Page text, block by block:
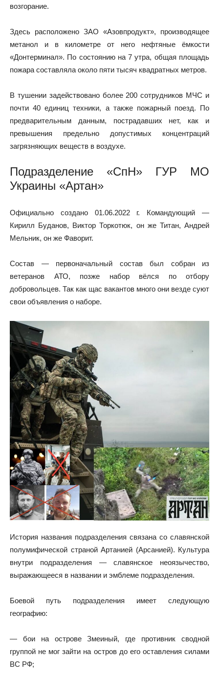
возгорание.
Здесь расположено ЗАО «Азовпродукт», производящее
метанол и в километре от него нефтяные ёмкости
«Донтерминал». По состоянию на 7 утра, общая площадь
пожара составляла около пяти тысяч квадратных метров.
В тушении задействовано более 200 сотрудников МЧС и
почти 40 единиц техники, а также пожарный поезд. По
предварительным данным, пострадавших нет, как и
превышения предельно допустимых концентраций
загрязняющих веществ в воздухе.
Подразделение «СпН» ГУР МО
Украины «Артан»
Официально создано 01.06.2022 г. Командующий —
Кирилл Буданов, Виктор Торкотюк, он же Титан, Андрей
Мельник, он же Фаворит.
Состав — первоначальный состав был собран из
ветеранов АТО, позже набор вёлся по отбору
добровольцев. Так как щас вакантов много они везде суют
свои объявления о наборе.
История названия подразделения связана со славянской
полумифической страной Артанией (Арсанией). Культура
внутри подразделения — славянское неоязычество,
выражающееся в названии и эмблеме подразделения.
Боевой путь подразделения имеет следующую
географию:
— бои на острове Змеиный, где противник сводной
группой не мог зайти на остров до его оставления силами
ВС РФ;